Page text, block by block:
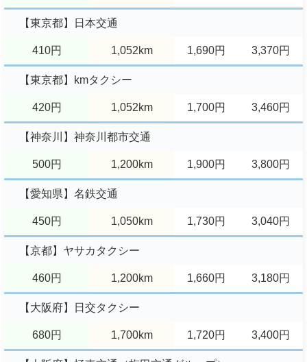
【東京都】日本交通
410円 1,052km 1,690円 3,370円
【東京都】kmタクシー
420円 1,052km 1,700円 3,460円
【神奈川】神奈川都市交通
500円 1,200km 1,900円 3,800円
【愛知県】名鉄交通
450円 1,050km 1,730円 3,040円
【京都】ヤサカタクシー
460円 1,200km 1,660円 3,180円
【大阪府】日交タクシー
680円 1,700km 1,720円 3,400円